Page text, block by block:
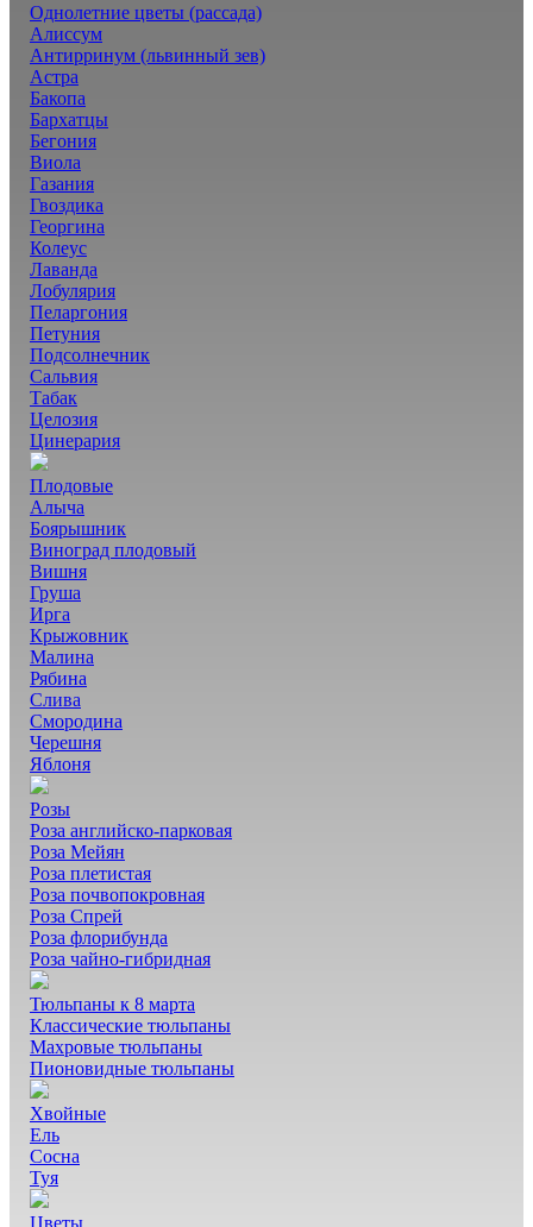
Однолетние цветы (рассада)
Алиссум
Антирринум (львинный зев)
Астра
Бакопа
Бархатцы
Бегония
Виола
Газания
Гвоздика
Георгина
Колеус
Лаванда
Лобулярия
Пеларгония
Петуния
Подсолнечник
Сальвия
Табак
Целозия
Цинерария
Плодовые
Алыча
Боярышник
Виноград плодовый
Вишня
Груша
Ирга
Крыжовник
Малина
Рябина
Слива
Смородина
Черешня
Яблоня
Розы
Роза английско-парковая
Роза Мейян
Роза плетистая
Роза почвопокровная
Роза Спрей
Роза флорибунда
Роза чайно-гибридная
Тюльпаны к 8 марта
Классические тюльпаны
Махровые тюльпаны
Пионовидные тюльпаны
Хвойные
Ель
Сосна
Туя
Цветы